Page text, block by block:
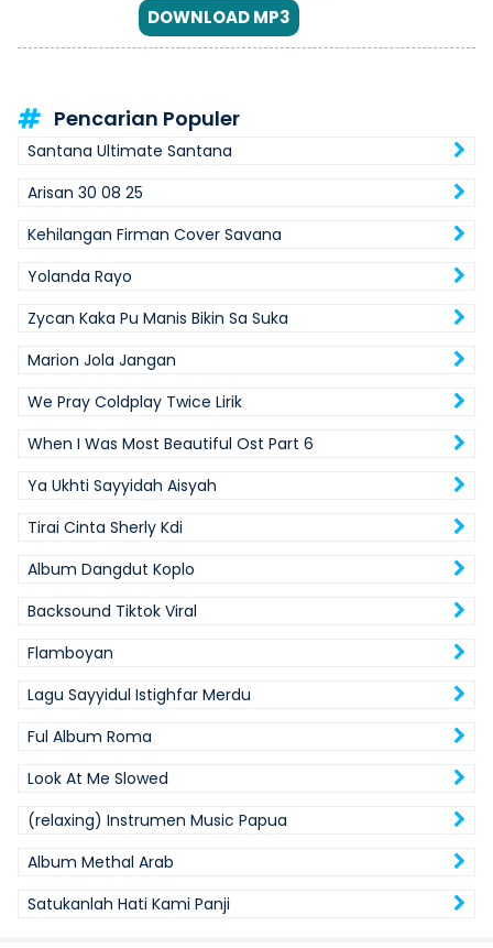
DOWNLOAD MP3
Pencarian Populer
Santana Ultimate Santana
Arisan 30 08 25
Kehilangan Firman Cover Savana
Yolanda Rayo
Zycan Kaka Pu Manis Bikin Sa Suka
Marion Jola Jangan
We Pray Coldplay Twice Lirik
When I Was Most Beautiful Ost Part 6
Ya Ukhti Sayyidah Aisyah
Tirai Cinta Sherly Kdi
Album Dangdut Koplo
Backsound Tiktok Viral
Flamboyan
Lagu Sayyidul Istighfar Merdu
Ful Album Roma
Look At Me Slowed
(relaxing) Instrumen Music Papua
Album Methal Arab
Satukanlah Hati Kami Panji